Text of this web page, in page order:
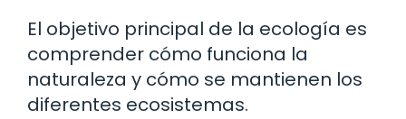
El objetivo principal de la ecología es
comprender cómo funciona la
naturaleza y cómo se mantienen los
diferentes ecosistemas.